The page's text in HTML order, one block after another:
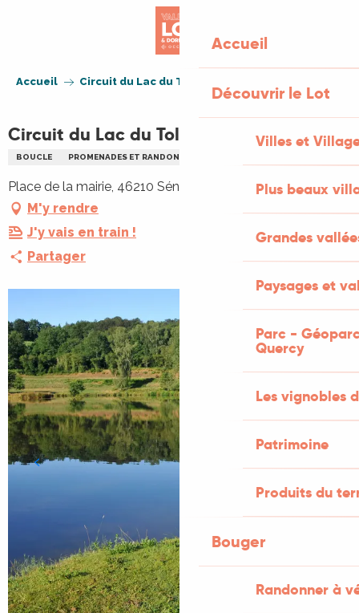
Accueil
Découvrir le Lot
Villes et
Plus beaux
Grandes
Paysages et
Parc -
Quercy
Les vignobles
Patrimoine
Produits du
Bouger
Randonner à
Accueil Circuit du Lac du Tolerme
Circuit du Lac du Tolerme
BOUCLE PROMENADES ET RANDONNÉES (PR)
Place de la mairie, 46210 Sénaillac-Latronquière
M'y rendre
J'y vais en train !
Partager